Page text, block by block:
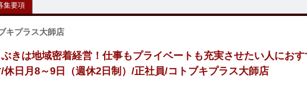
集要項
キプラス大師店
ぶきは地域密着経営！仕事もプライベートも充実させたい人にお
/休日月8～9日（週休2日制）/正社員/コトブキプラス大師店